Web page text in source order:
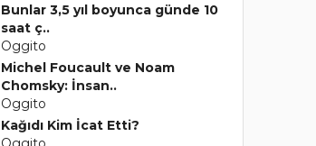
Bunlar 3,5 yıl boyunca günde 10
saat ç..
Oggito
Michel Foucault ve Noam
Chomsky: İnsan..
Oggito
Kağıdı Kim İcat Etti?